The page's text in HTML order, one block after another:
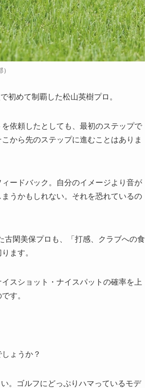
初めて制覇した松山英樹プロ。
依頼したとしても、最初のステップで
から先のステップに進むことはありま
ードバック。自分のイメージより音が
うかもしれない。それを恐れているの
古閑美保プロも、「打感、クラブへの食
ます。
スショット・ナイスパットの確率を上
す。
ょうか？
。ゴルフにどっぷりハマっているモデ